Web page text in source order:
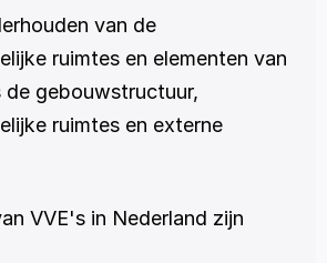
van de
ruimtes en elementen van
de gebouwstructuur,
ruimtes en externe
VVE's in Nederland zijn